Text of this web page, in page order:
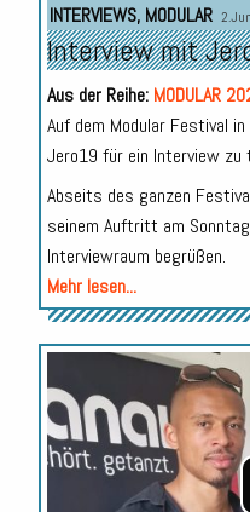
INTERVIEWS, MODULAR
Interview mit
Aus der Reihe: MODULAR
Auf dem Modular Festival
Jero19 für ein Interview zu
Abseits des ganzen
seinem Auftritt am
Interviewraum begrüßen.
Mehr lesen...